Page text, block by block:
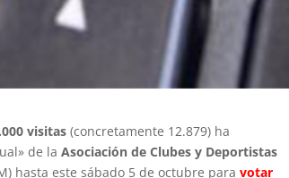
visitas (concretamente 12.879) ha
de laAsociación de Clubes y Deportistas
hasta este sábado 5 de octubre paravotar